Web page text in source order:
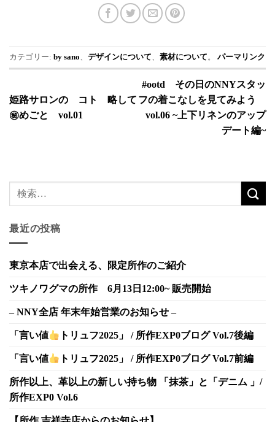
カテゴリー: by sano デザインについて 素材について 。 パーマリンク
姫路サロンの コト 略して
㊙︎めごと vol.01
#ootd その日のNNYスタッ
フの着こなしを見てみよう
vol.06 ~上下リネンのアップ
デート編~
最近の投稿
東京本店で出会える、限定所作のご紹介
ツキノワグマの所作 6月13日12:00~ 販売開始
– NNY全店 年末年始営業のお知らせ –
「言い値 トリュフ2025」 / 所作EXP0ブログ Vol.7後編
「言い値 トリュフ2025」 / 所作EXP0ブログ Vol.7前編
所作以上、革以上の新しい持ち物 「抹茶」と「デニム 」/
所作EXP0 Vol.6